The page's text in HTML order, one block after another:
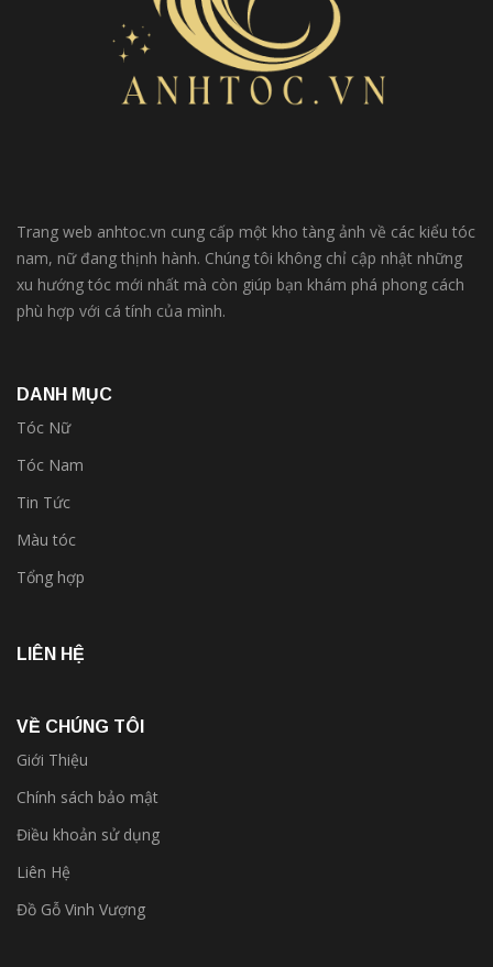
Trang web anhtoc.vn cung cấp một kho tàng ảnh về các kiểu tóc
nam, nữ đang thịnh hành. Chúng tôi không chỉ cập nhật những
xu hướng tóc mới nhất mà còn giúp bạn khám phá phong cách
phù hợp với cá tính của mình.
DANH MỤC
Tóc Nữ
Tóc Nam
Tin Tức
Màu tóc
Tổng hợp
LIÊN HỆ
VỀ CHÚNG TÔI
Giới Thiệu
Chính sách bảo mật
Điều khoản sử dụng
Liên Hệ
Đồ Gỗ Vinh Vượng